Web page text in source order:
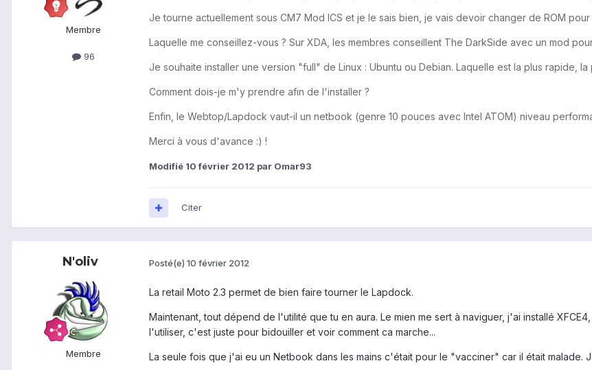
Membre
96
Je tourne actuellement sous CM7 Mod ICS et je le sais bien, je vais devoir changer de ROM
Laquelle me conseillez-vous ? Sur XDA, les membres conseillent The DarkSide avec un mod
Je souhaite installer une version "full" de Linux : Ubuntu ou Debian. Laquelle est la plus rapide, la
Comment dois-je m'y prendre afin de l'installer ?
Enfin, le Webtop/Lapdock vaut-il un netbook (genre 10 pouces avec Intel ATOM) niveau
Merci à vous d'avance :) !
Modifié 10 février 2012 par Omar93
Citer
N'oliv
Membre
Posté(e) 10 février 2012
La retail Moto 2.3 permet de bien faire tourner le Lapdock.
Maintenant, tout dépend de l'utilité que tu en aura. Le mien me sert à naviguer, j'ai installé
l'utiliser, c'est juste pour bidouiller et voir comment ca marche...
La seule fois que j'ai eu un Netbook dans les mains c'était pour le "vacciner" car il était malade.